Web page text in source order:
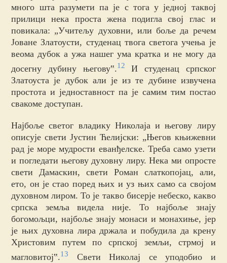
много шта разумети па је с тога у једној таквој
прилици нека проста жена подигла свој глас и
повикала: „Учитељу духовни, или боље да речем
Јоване Златоусти, студенац твога светога учења је
веома дубок а ужа нашег ума кратка и не могу да
досегну дубину његову‟.12
И студенац српског
Златоуста је дубок али је из те дубине извучена
простота и једноставност па је самим тим постао
свакоме доступан.
Најбоље светог владику Николаја и његову лиру
описује свети Јустин Ћелијски: „Његов књижевни
рад је море мудрости еванђелске. Треба само узети
и погледати његову духовну лиру. Нека ми опросте
свети Дамаскин, свети Роман слаткопојац, али,
ето, он је стао поред њих и уз њих само са својом
духовном лиром. То је такво бисерје небеско, какво
српска земља видела није. То најбоље знају
богомољци, најбоље знају монаси и монахиње, јер
је њих духовна лира држала и побудила да крену
Христовим путем по српској земљи, стрмој и
магловитој‟.13
Свети Николај се уподобио и